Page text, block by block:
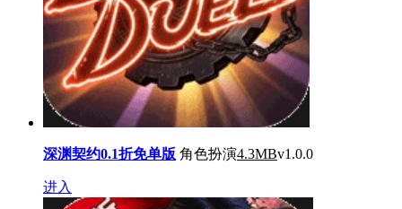
深渊契约0.1折免单版 角色扮演4.3MBv1.0.0
进入